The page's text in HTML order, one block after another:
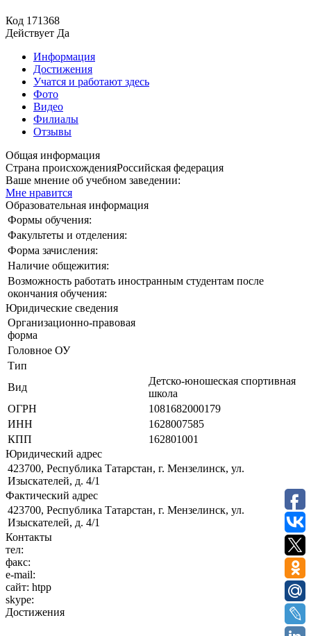
Код 171368
Действует Да
Информация
Достижения
Учатся и работают здесь
Фото
Видео
Филиалы
Отзывы
Общая информация
Страна происхожденияРоссийская федерация
Ваше мнение об учебном заведении:
Мне нравится
Образовательная информация
Формы обучения:
Факультеты и отделения:
Форма зачисления:
Наличие общежития:
Возможность работать иностранным студентам после
окончания обучения:
Юридические сведения
Организационно-правовая
форма
Головное ОУ
Тип
Вид
Детско-юношеская спортивная
школа
ОГРН
1081682000179
ИНН
1628007585
КПП
162801001
Юридический адрес
423700, Республика Татарстан, г. Мензелинск, ул.
Изыскателей, д. 4/1
Фактический адрес
423700, Республика Татарстан, г. Мензелинск, ул.
Изыскателей, д. 4/1
Контакты
тел:
факс:
e-mail:
сайт: htpp
skype:
Достижения